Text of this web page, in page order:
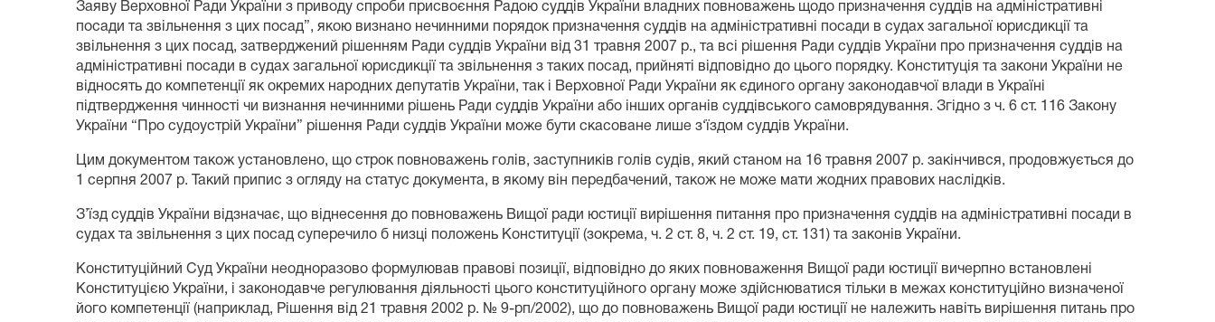
Заяву Верховної Ради України з приводу спроби присвоєння Радою суддів України владних повноважень щодо призначення суддів на адміністративні
посади та звільнення з цих посад”, якою визнано нечинними порядок призначення суддів на адміністративні посади в судах загальної юрисдикції та
звільнення з цих посад, затверджений рішенням Ради суддів України від 31 травня 2007 р., та всі рішення Ради суддів України про призначення суддів на
адміністративні посади в судах загальної юрисдикції та звільнення з таких посад, прийняті відповідно до цього порядку. Конституція та закони України не
відносять до компетенції як окремих народних депутатів України, так і Верховної Ради України як єдиного органу законодавчої влади в Україні
підтвердження чинності чи визнання нечинними рішень Ради суддів України або інших органів суддівського самоврядування. Згідно з ч. 6 ст. 116 Закону
України “Про судоустрій України” рішення Ради суддів України може бути скасоване лише з‘їздом суддів України.
Цим документом також установлено, що строк повноважень голів, заступників голів судів, який станом на 16 травня 2007 р. закінчився, продовжується до
1 серпня 2007 р. Такий припис з огляду на статус документа, в якому він передбачений, також не може мати жодних правових наслідків.
З’їзд суддів України відзначає, що віднесення до повноважень Вищої ради юстиції вирішення питання про призначення суддів на адміністративні посади в
судах та звільнення з цих посад суперечило б низці положень Конституції (зокрема, ч. 2 ст. 8, ч. 2 ст. 19, ст. 131) та законів України.
Конституційний Суд України неодноразово формулював правові позиції, відповідно до яких повноваження Вищої ради юстиції вичерпно встановлені
Конституцією України, і законодавче регулювання діяльності цього конституційного органу може здійснюватися тільки в межах конституційно визначеної
його компетенції (наприклад, Рішення від 21 травня 2002 р. № 9-рп/2002), що до повноважень Вищої ради юстиції не належить навіть вирішення питань про